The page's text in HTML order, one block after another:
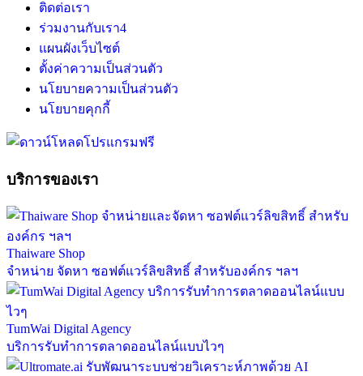
ติดต่อเรา
ร่วมงานกับเรา4
แผนผังเว็บไซต์
ตั้งค่าความเป็นส่วนตัว
นโยบายความเป็นส่วนตัว
นโยบายคุกกี้
บริการของเรา
Thaiware Shop
จำหน่าย จัดหา ซอฟต์แวร์ลิขสิทธิ์ สำหรับองค์กร ฯลฯ
TumWai Digital Agency
บริการรับทำการตลาดออนไลน์แบบไวๆ